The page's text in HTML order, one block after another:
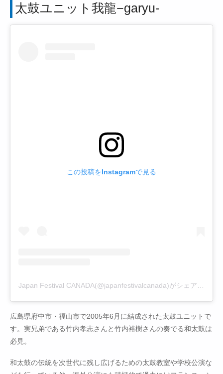
太鼓ユニット我龍−garyu-
この投稿をInstagramで見る
広島県府中市・福山市で2005年6月に結成された太鼓ユニットで
す。実兄弟である竹内孝志さんと竹内裕樹さんの奏でる和太鼓は
必見。
和太鼓の伝統を次世代に残し広げるための太鼓教室や学校公演な